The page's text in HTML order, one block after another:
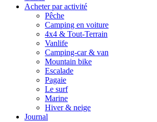
Acheter par activité
Pêche
Camping en voiture
4x4 & Tout-Terrain
Vanlife
Camping-car & van
Mountain bike
Escalade
Pagaie
Le surf
Marine
Hiver & neige
Journal